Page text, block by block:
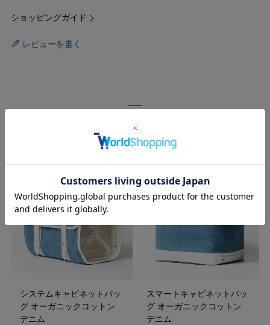
ショッピングガイド
レビューを書く
システムキャビネットバッ
グ オーガニックコットン
デニム
スマートキャビネットバッ
グ オーガニックコットン
デニム